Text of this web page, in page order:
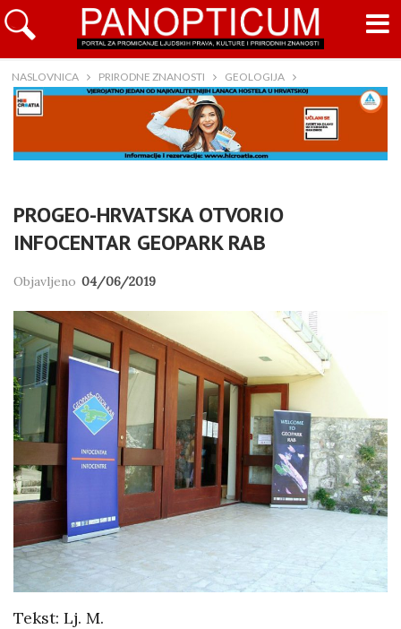
NASLOVNICA PRIRODNE ZNANOSTI GEOLOGIJA
PROGEO-HRVATSKA OTVORIO
INFOCENTAR GEOPARK RAB
Objavljeno 04/06/2019
Tekst: Lj. M.